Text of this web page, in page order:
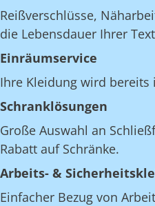
Reißverschlüsse,
die Lebensdauer Ihrer
Einräumservice
Ihre Kleidung wird
Schranklösungen
Große Auswahl an
Rabatt auf Schränke.
Arbeits- &
Einfacher Bezug von